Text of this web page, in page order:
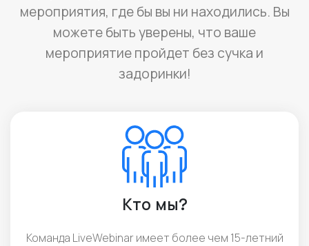
мероприятия, где бы вы ни находились. Вы
можете быть уверены, что ваше
мероприятие пройдет без сучка и
задоринки!
Кто мы?
Команда LiveWebinar имеет более чем 15-летний